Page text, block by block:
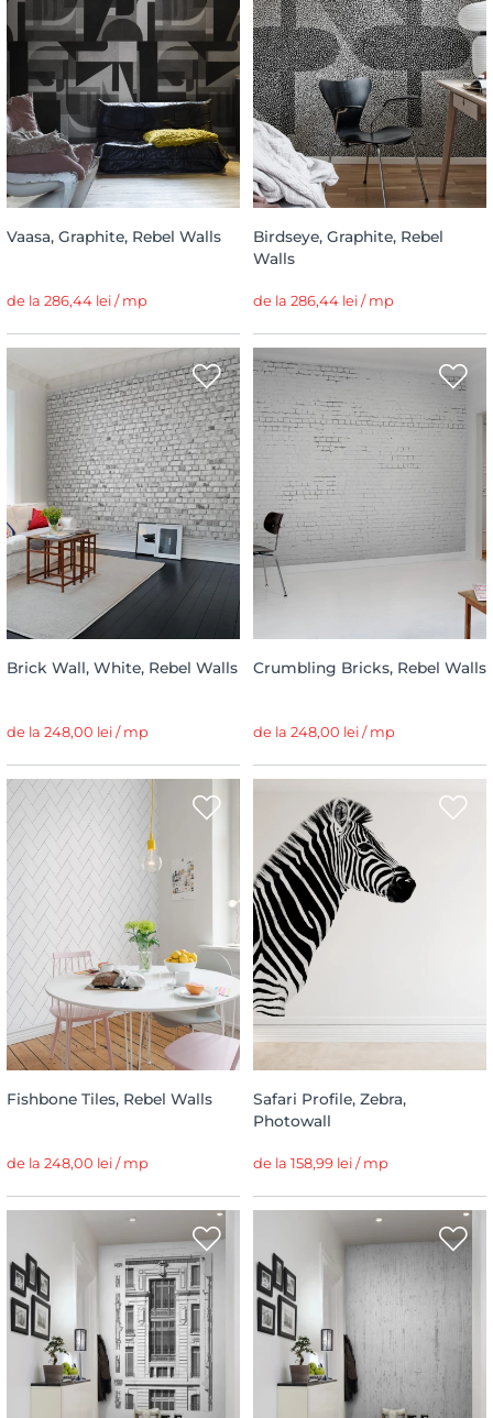
Vaasa, Graphite, Rebel Walls
de la 286,44 lei / mp
Birdseye, Graphite, Rebel
Walls
de la 286,44 lei / mp
Brick Wall, White, Rebel Walls
de la 248,00 lei / mp
Crumbling Bricks, Rebel Walls
de la 248,00 lei / mp
Fishbone Tiles, Rebel Walls
de la 248,00 lei / mp
Safari Profile, Zebra,
Photowall
de la 158,99 lei / mp